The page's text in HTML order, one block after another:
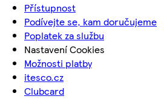
Přístupnost
Podívejte se, kam doručujeme
Poplatek za službu
Nastavení Cookies
Možnosti platby
itesco.cz
Clubcard